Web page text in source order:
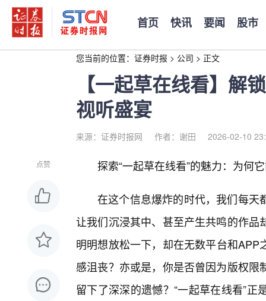
首页 快讯 要闻 股市
您当前的位置： 证券时报 > 公司 > 正文
【一起草在线看】解
视听盛宴
来源：证券时报网 作者：谢田 2026-02-10
点赞 探索“一起草在线看”的魅力：为何
在这个信息爆炸的时代，我们每天
让我们沉浸其中、甚至产生共鸣的作
明明想放松一下，却在无数平台和
感沮丧？亦或是，你是否曾因为版权
留下了深深的遗憾？“一起草在线看”